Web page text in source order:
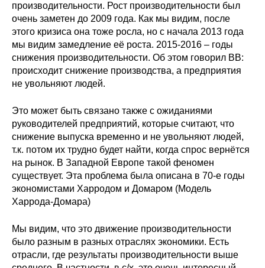
производительности. Рост производительности был
очень заметен до 2009 года. Как мы видим, после
этого кризиса она тоже росла, но с начала 2013 года
мы видим замедление её роста. 2015-2016 – годы
снижения производительности. Об этом говорил ВВ:
происходит снижение производства, а предприятия
не увольняют людей.
Это может быть связано также с ожиданиями
руководителей предприятий, которые считают, что
снижение выпуска временно и не увольняют людей,
т.к. потом их трудно будет найти, когда спрос вернётся
на рынок. В Западной Европе такой феномен
существует. Эта проблема была описана в 70-е годы
экономистами Харродом и Домаром (Модель
Харрода-Домара)
Мы видим, что это движение производительности
было разным в разных отраслях экономики. Есть
отрасли, где результаты производительности выше